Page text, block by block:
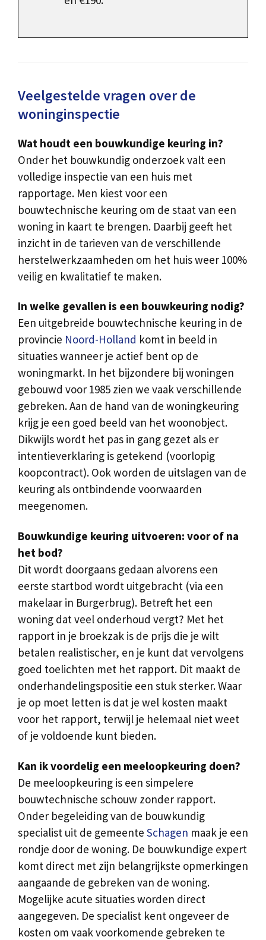
Veelgestelde vragen over de
woninginspectie
Wat houdt een bouwkundige keuring in?
Onder het bouwkundig onderzoek valt een
volledige inspectie van een huis met
rapportage. Men kiest voor een
bouwtechnische keuring om de staat van een
woning in kaart te brengen. Daarbij geeft het
inzicht in de tarieven van de verschillende
herstelwerkzaamheden om het huis weer 100%
veilig en kwalitatief te maken.
In welke gevallen is een bouwkeuring nodig?
Een uitgebreide bouwtechnische keuring in de
provincie Noord-Holland komt in beeld in
situaties wanneer je actief bent op de
woningmarkt. In het bijzondere bij woningen
gebouwd voor 1985 zien we vaak verschillende
gebreken. Aan de hand van de woningkeuring
krijg je een goed beeld van het woonobject.
Dikwijls wordt het pas in gang gezet als er
intentieverklaring is getekend (voorlopig
koopcontract). Ook worden de uitslagen van de
keuring als ontbindende voorwaarden
meegenomen.
Bouwkundige keuring uitvoeren: voor of na
het bod?
Dit wordt doorgaans gedaan alvorens een
eerste startbod wordt uitgebracht (via een
makelaar in Burgerbrug). Betreft het een
woning dat veel onderhoud vergt? Met het
rapport in je broekzak is de prijs die je wilt
betalen realistischer, en je kunt dat vervolgens
goed toelichten met het rapport. Dit maakt de
onderhandelingspositie een stuk sterker. Waar
je op moet letten is dat je wel kosten maakt
voor het rapport, terwijl je helemaal niet weet
of je voldoende kunt bieden.
Kan ik voordelig een meeloopkeuring doen?
De meeloopkeuring is een simpelere
bouwtechnische schouw zonder rapport.
Onder begeleiding van de bouwkundig
specialist uit de gemeente Schagen maak je een
rondje door de woning. De bouwkundige expert
komt direct met zijn belangrijkste opmerkingen
aangaande de gebreken van de woning.
Mogelijke acute situaties worden direct
aangegeven. De specialist kent ongeveer de
kosten om vaak voorkomende gebreken te